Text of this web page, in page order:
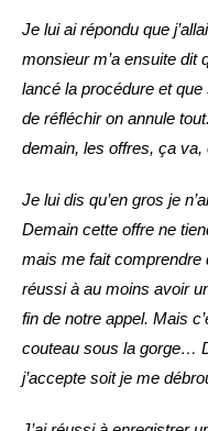
Je lui ai répondu que
monsieur m’a ensuite dit
lancé la procédure et que
de réfléchir on annule
demain, les offres, ça va,
Je lui dis qu’en gros je
Demain cette offre ne
mais me fait comprendre
réussi à au moins avoir
fin de notre appel. Mais
couteau sous la gorge…
j’accepte soit je me